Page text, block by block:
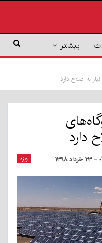
بیشتر
به اصلاح دارد
دارد
ویژه